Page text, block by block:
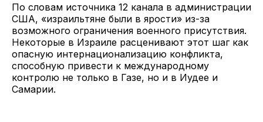
По словам источника 12 канала в администрации
США, «израильтяне были в ярости» из-за
возможного ограничения военного присутствия.
Некоторые в Израиле расценивают этот шаг как
опасную интернационализацию конфликта,
способную привести к международному
контролю не только в Газе, но и в Иудее и
Самарии.